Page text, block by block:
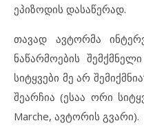
ეპიზოდის დასაწერად.
თავად ავტორმა
ნაწარმოების
სიტყვები მე არ
შეარჩია (ესაა ორი
Marche, ავტორის გვარი).